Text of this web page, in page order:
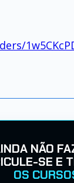
NÃO
SE E
OS